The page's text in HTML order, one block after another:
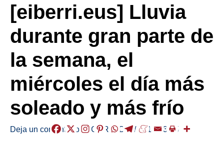
[eiberri.eus] Lluvia
durante gran parte de
la semana, el
miércoles el día más
soleado y más frío
Deja un comentario /EGURALDIA/ 2018-03-05